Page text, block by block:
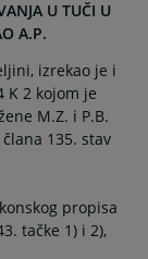
U TUČI U
A.P.
izrekao je i
K 2 kojom je
M.Z. i P.B.
135. stav
propisa
tačke 1) i 2),